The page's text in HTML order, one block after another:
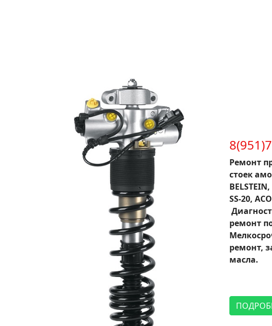
Ремонт
стоек
SS-20,
ремонт
ремонт,
масла.